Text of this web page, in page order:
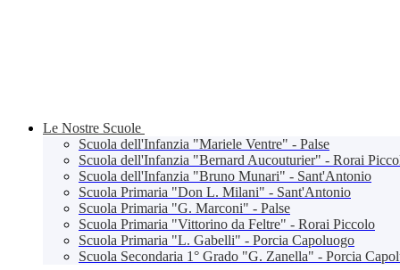
Le Nostre Scuole
Scuola dell'Infanzia "Mariele Ventre" - Palse
Scuola dell'Infanzia "Bernard Aucouturier" - Rorai
Scuola dell'Infanzia "Bruno Munari" - Sant'Antonio
Scuola Primaria "Don L. Milani" - Sant'Antonio
Scuola Primaria "G. Marconi" - Palse
Scuola Primaria "Vittorino da Feltre" - Rorai Piccolo
Scuola Primaria "L. Gabelli" - Porcia Capoluogo
Scuola Secondaria 1° Grado "G. Zanella" - Porcia